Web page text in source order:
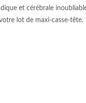
et cérébrale
lot de maxi-casse-tête.